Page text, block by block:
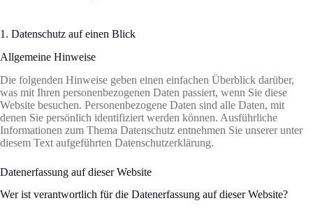
1. Datenschutz auf einen Blick
Allgemeine Hinweise
Die folgenden Hinweise geben einen einfachen Überblick darüber,
was mit Ihren personenbezogenen Daten passiert, wenn Sie diese
Website besuchen. Personenbezogene Daten sind alle Daten, mit
denen Sie persönlich identifiziert werden können. Ausführliche
Informationen zum Thema Datenschutz entnehmen Sie unserer unter
diesem Text aufgeführten Datenschutzerklärung.
Datenerfassung auf dieser Website
Wer ist verantwortlich für die Datenerfassung auf dieser Website?